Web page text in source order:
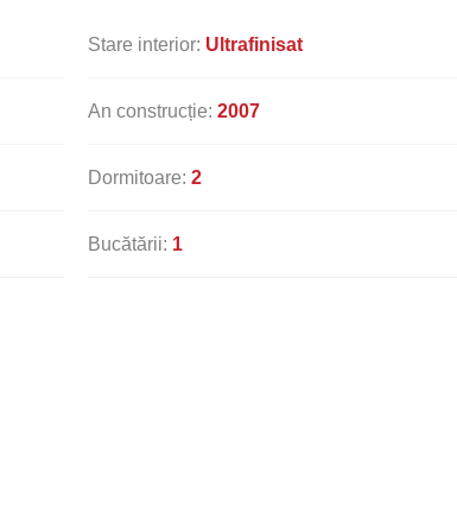
Stare interior: Ultrafinisat
An construcție:2007
Dormitoare:2
Bucătării: 1